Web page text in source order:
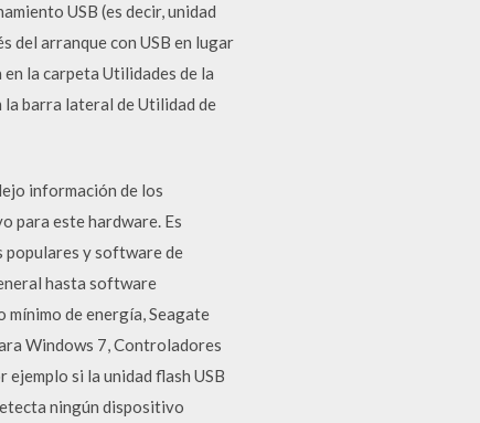
USB (es decir, unidad
del arranque con USB en lugar
la carpeta Utilidades de la
la barra lateral de Utilidad de
información de los
para este hardware. Es
populares y software de
hasta software
mínimo de energía, Seagate
Windows 7, Controladores
si la unidad flash USB
ningún dispositivo